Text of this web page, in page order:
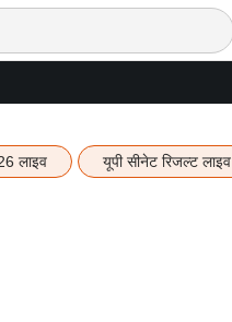
लाइव यूपी सीनेट रिजल्ट लाइव